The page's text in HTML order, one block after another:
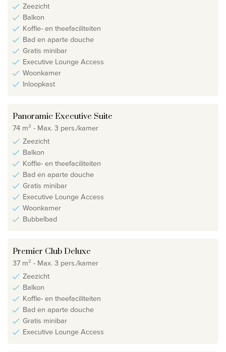
Zeezicht
Balkon
Koffie- en theefaciliteiten
Bad en aparte douche
Gratis minibar
Executive Lounge Access
Woonkamer
Inloopkast
Panoramic Executive Suite
74 m² - Max. 3 pers./kamer
Zeezicht
Balkon
Koffie- en theefaciliteiten
Bad en aparte douche
Gratis minibar
Executive Lounge Access
Woonkamer
Bubbelbad
Premier Club Deluxe
37 m² - Max. 3 pers./kamer
Zeezicht
Balkon
Koffie- en theefaciliteiten
Bad en aparte douche
Gratis minibar
Executive Lounge Access